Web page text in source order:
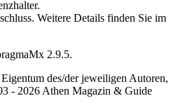
Weitere Details finden Sie im
2.9.5.
des/der jeweiligen Autoren,
- 2026 Athen Magazin & Guide